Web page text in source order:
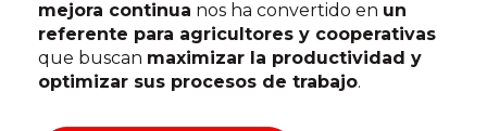
mejora continua nos ha convertido en un
referente para agricultores y cooperativas
que buscan maximizar la productividad y
optimizar sus procesos de trabajo.